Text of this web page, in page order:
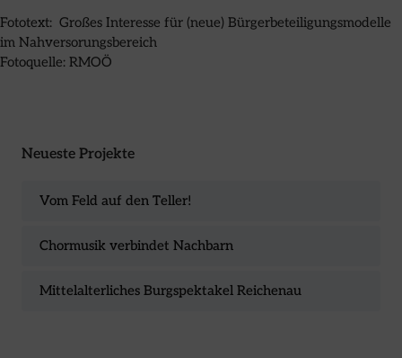
Fototext: Großes Interesse für (neue) Bürgerbeteiligungsmodelle
im Nahversorungsbereich
Fotoquelle: RMOÖ
Neueste Projekte
Vom Feld auf den Teller!
Chormusik verbindet Nachbarn
Mittelalterliches Burgspektakel Reichenau